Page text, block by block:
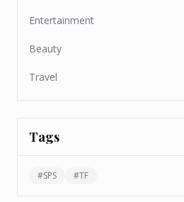
Entertainment
Beauty
Travel
Tags
#SPS #TF